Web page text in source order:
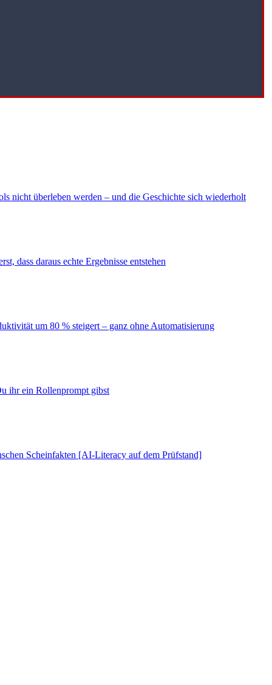
nicht überleben werden – und die Geschichte sich wiederholt
dass daraus echte Ergebnisse entstehen
um 80 % steigert – ganz ohne Automatisierung
ihr ein Rollenprompt gibst
Scheinfakten [AI-Literacy auf dem Prüfstand]